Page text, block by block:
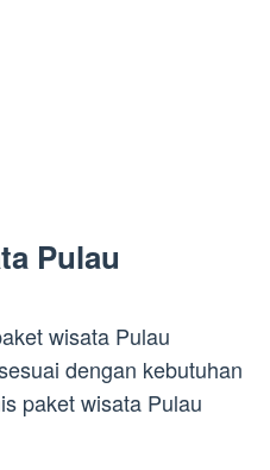
Pulau
wisata Pulau
dengan kebutuhan
paket wisata Pulau